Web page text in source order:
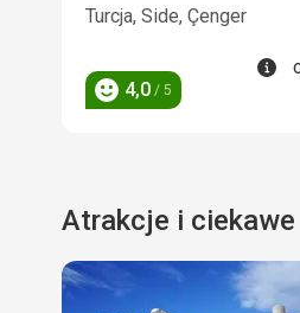
Turcja, Side, Çenger
Ocena
4,0 / 5
Atrakcje i